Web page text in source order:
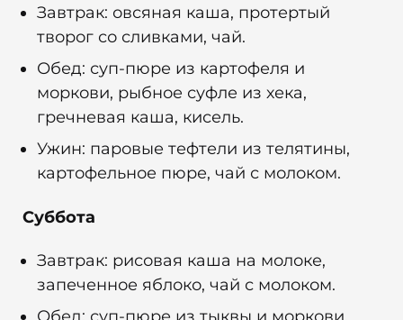
Завтрак: овсяная каша, протертый
творог со сливками, чай.
Обед: суп-пюре из картофеля и
моркови, рыбное суфле из хека,
гречневая каша, кисель.
Ужин: паровые тефтели из телятины,
картофельное пюре, чай с молоком.
Суббота
Завтрак: рисовая каша на молоке,
запеченное яблоко, чай с молоком.